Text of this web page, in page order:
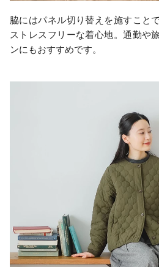
脇にはパネル切り替えを施すこと
ストレスフリーな着心地。通勤や
ンにもおすすめです。